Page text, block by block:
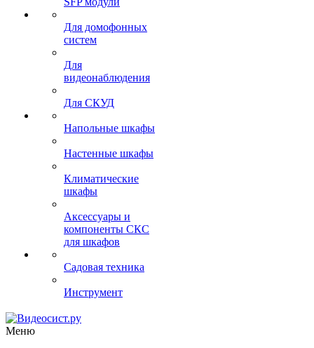
Для домофонных
систем
Для
видеонаблюдения
Для СКУД
Напольные шкафы
Настенные шкафы
Климатические
шкафы
Аксессуары и
компоненты СКС
для шкафов
Садовая техника
Инструмент
Меню